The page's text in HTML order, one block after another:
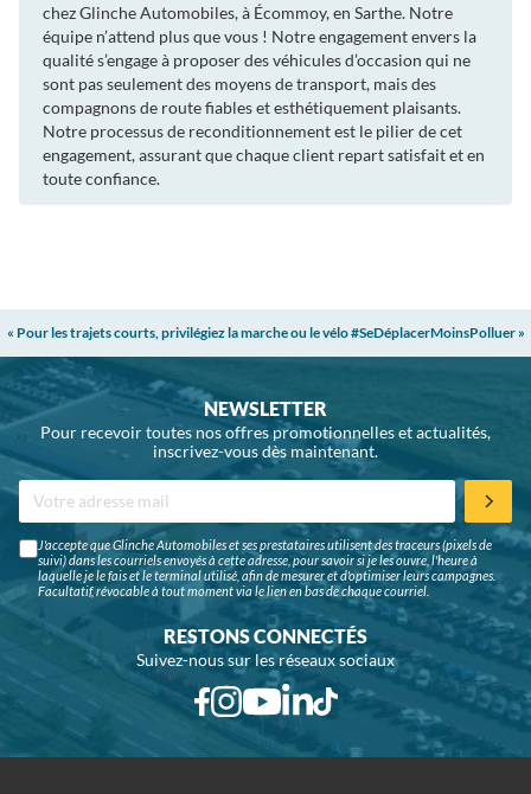
chez Glinche Automobiles, à Écommoy, en Sarthe. Notre
équipe n’attend plus que vous ! Notre engagement envers la
qualité s’engage à proposer des véhicules d’occasion qui ne
sont pas seulement des moyens de transport, mais des
compagnons de route fiables et esthétiquement plaisants.
Notre processus de reconditionnement est le pilier de cet
engagement, assurant que chaque client repart satisfait et en
toute confiance.
« Pour les trajets courts, privilégiez la marche ou le vélo #SeDéplacerMoinsPolluer »
NEWSLETTER
Pour recevoir toutes nos offres promotionnelles et actualités,
inscrivez-vous dès maintenant.
J'accepte que Glinche Automobiles et ses prestataires utilisent des traceurs (pixels de
suivi) dans les courriels envoyés à cette adresse, pour savoir si je les ouvre, l'heure à
laquelle je le fais et le terminal utilisé, afin de mesurer et d'optimiser leurs campagnes.
Facultatif, révocable à tout moment via le lien en bas de chaque courriel.
RESTONS CONNECTÉS
Suivez-nous sur les réseaux sociaux